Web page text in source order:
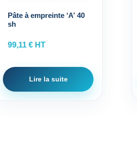
Pâte à empreinte ‘A’ 40
sh
99,11 € HT
Lire la suite